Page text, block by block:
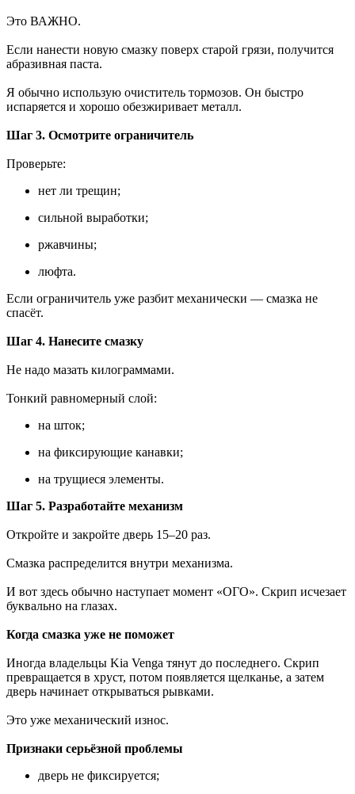
Это ВАЖНО.
Если нанести новую смазку поверх старой грязи, получится
абразивная паста.
Я обычно использую очиститель тормозов. Он быстро
испаряется и хорошо обезжиривает металл.
Шаг 3. Осмотрите ограничитель
Проверьте:
нет ли трещин;
сильной выработки;
ржавчины;
люфта.
Если ограничитель уже разбит механически — смазка не
спасёт.
Шаг 4. Нанесите смазку
Не надо мазать килограммами.
Тонкий равномерный слой:
на шток;
на фиксирующие канавки;
на трущиеся элементы.
Шаг 5. Разработайте механизм
Откройте и закройте дверь 15–20 раз.
Смазка распределится внутри механизма.
И вот здесь обычно наступает момент «ОГО». Скрип исчезает
буквально на глазах.
Когда смазка уже не поможет
Иногда владельцы Kia Venga тянут до последнего. Скрип
превращается в хруст, потом появляется щелканье, а затем
дверь начинает открываться рывками.
Это уже механический износ.
Признаки серьёзной проблемы
дверь не фиксируется;